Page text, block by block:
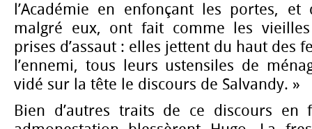
l’Académie en enfonçant les portes, et
malgré eux, ont fait comme les
prises d’assaut : elles jettent du haut des
l’ennemi, tous leurs ustensiles de
vidé sur la tête le discours de Salvandy. »
Bien d’autres traits de ce discours en